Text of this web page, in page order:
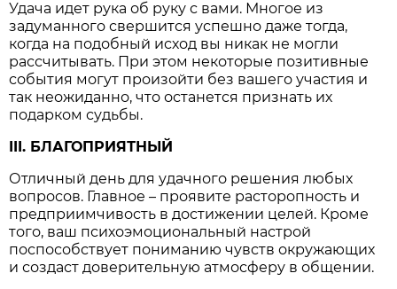
Удача идет рука об руку с вами. Многое из
задуманного свершится успешно даже тогда,
когда на подобный исход вы никак не могли
рассчитывать. При этом некоторые позитивные
события могут произойти без вашего участия и
так неожиданно, что останется признать их
подарком судьбы.
III. БЛАГОПРИЯТНЫЙ
Отличный день для удачного решения любых
вопросов. Главное – проявите расторопность и
предприимчивость в достижении целей. Кроме
того, ваш психоэмоциональный настрой
поспособствует пониманию чувств окружающих
и создаст доверительную атмосферу в общении.